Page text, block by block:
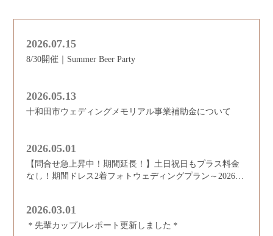
2026.07.15
8/30開催｜Summer Beer Party
2026.05.13
十和田市ウェディングメモリアル事業補助金について
2026.05.01
【問合せ急上昇中！期間延長！】土日祝日もプラス料金
なし！期間ドレス2着フォトウェディングプラン～2026年
2026.03.01
＊先輩カップルレポート更新しました＊